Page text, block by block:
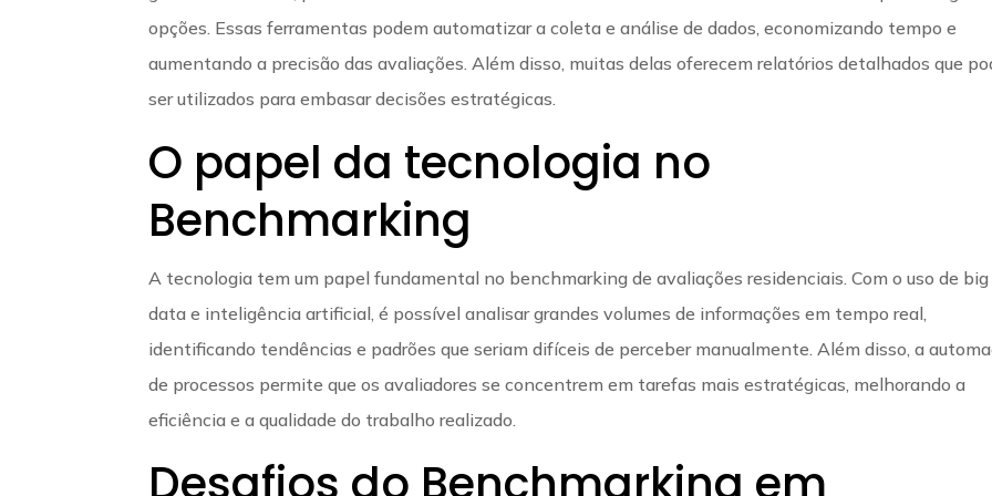
opções. Essas ferramentas podem automatizar a coleta e análise de dados, economizando tempo e
aumentando a precisão das avaliações. Além disso, muitas delas oferecem relatórios detalhados que
ser utilizados para embasar decisões estratégicas.
O papel da tecnologia no
Benchmarking
A tecnologia tem um papel fundamental no benchmarking de avaliações residenciais. Com o uso de big
data e inteligência artificial, é possível analisar grandes volumes de informações em tempo real,
identificando tendências e padrões que seriam difíceis de perceber manualmente. Além disso, a
de processos permite que os avaliadores se concentrem em tarefas mais estratégicas, melhorando a
eficiência e a qualidade do trabalho realizado.
Desafios do Benchmarking em